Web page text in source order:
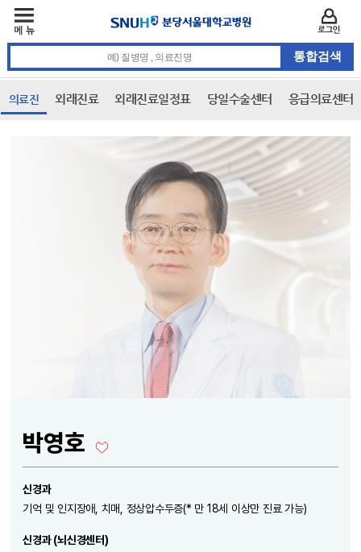
의료진 외래진료 외래진료일정표 당일수술센터 응급의료센터
박영호
신경과
기억 및 인지장애, 치매, 정상압수두증(* 만 18세 이상만 진료 가능)
신경과 (뇌신경센터)